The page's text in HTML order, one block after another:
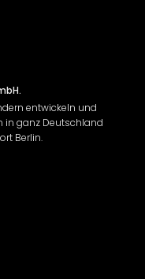
entwickeln und
in ganz Deutschland
Berlin.